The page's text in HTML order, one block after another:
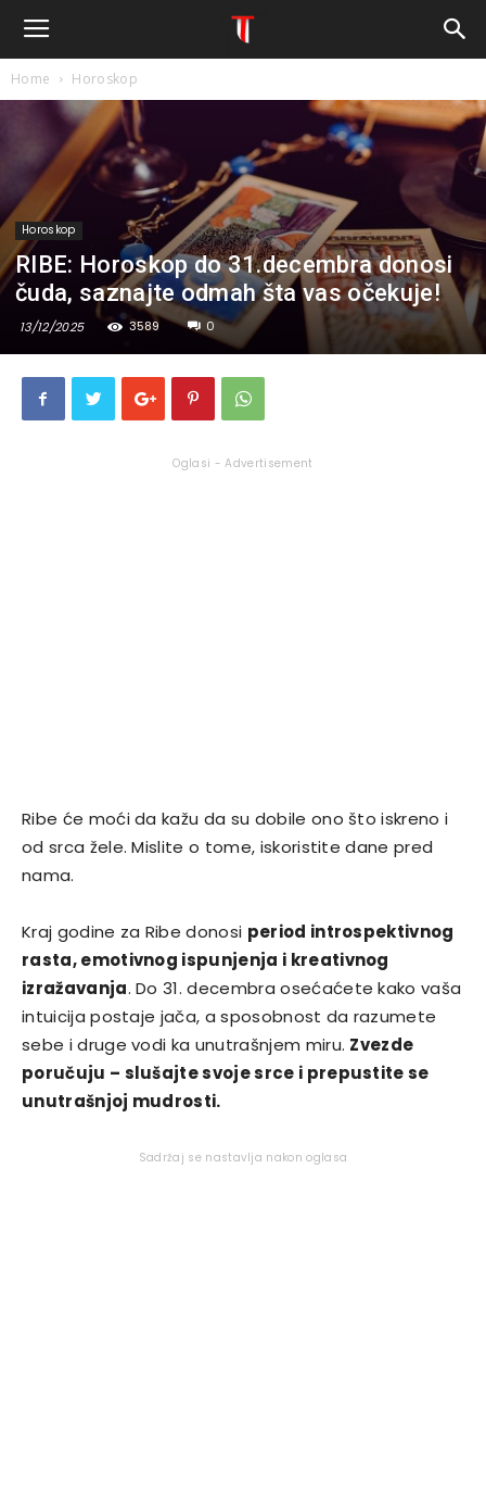
Home Horoskop
Horoskop
RIBE: Horoskop do 31.decembra donosi
čuda, saznajte odmah šta vas očekuje!
13/12/2025 3589 0
Oglasi - Advertisement
Ribe će moći da kažu da su dobile ono što iskreno i
od srca žele. Mislite o tome, iskoristite dane pred
nama.
Kraj godine za Ribe donosi period introspektivnog
rasta, emotivnog ispunjenja i kreativnog
izražavanja. Do 31. decembra osećaćete kako vaša
intuicija postaje jača, a sposobnost da razumete
sebe i druge vodi ka unutrašnjem miru. Zvezde
poručuju – slušajte svoje srce i prepustite se
unutrašnjoj mudrosti.
Sadržaj se nastavlja nakon oglasa